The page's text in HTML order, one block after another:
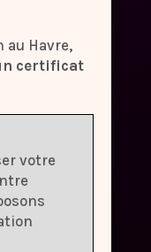
au Havre,
certificat
votre